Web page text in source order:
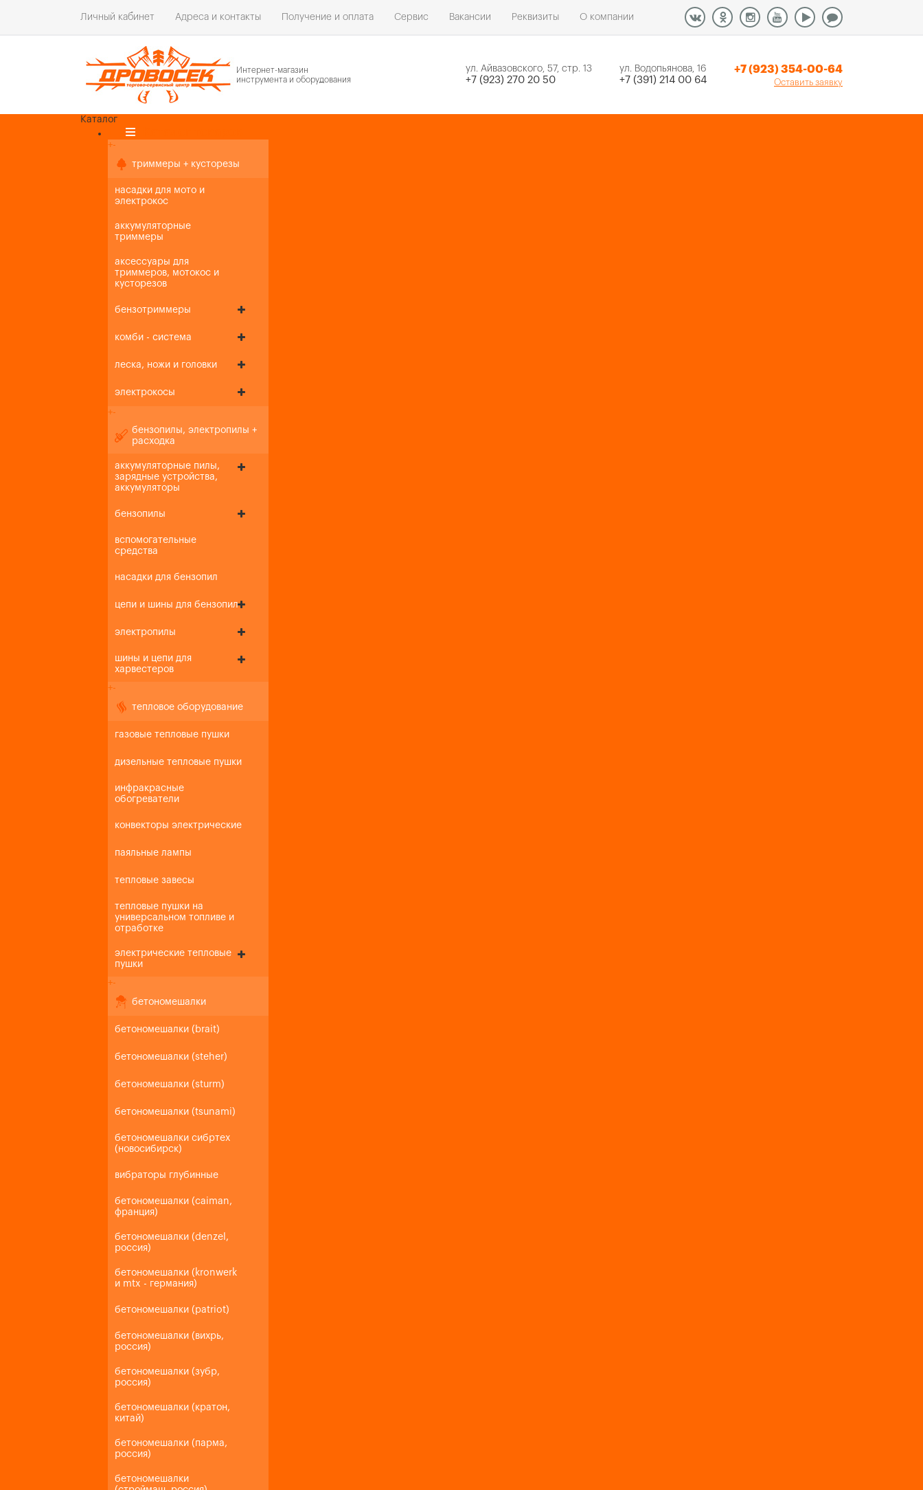
Личный кабинет Адреса и контакты Получение и оплата Сервис Вакансии Реквизиты О компании
Интернет-магазин
инструмента и оборудования
ул. Айвазовского, 57, стр. 13
+7 (923) 270 20 50
ул. Водопьянова, 16
+7 (391) 214 00 64
+7 (923) 354-00-64
Оставить заявку
Каталог
+-
триммеры + кусторезы
насадки для мото и
электрокос
аккумуляторные
триммеры
аксессуары для
триммеров, мотокос и
кусторезов
бензотриммеры
комби - система
леска, ножи и головки
электрокосы
+-
бензопилы, электропилы +
расходка
аккумуляторные пилы,
зарядные устройства,
аккумуляторы
бензопилы
вспомогательные
средства
насадки для бензопил
цепи и шины для бензопил
электропилы
шины и цепи для
харвестеров
+-
тепловое оборудование
газовые тепловые пушки
дизельные тепловые пушки
инфракрасные
обогреватели
конвекторы электрические
паяльные лампы
тепловые завесы
тепловые пушки на
универсальном топливе и
отработке
электрические тепловые
пушки
+-
бетономешалки
бетономешалки (brait)
бетономешалки (steher)
бетономешалки (sturm)
бетономешалки (tsunami)
бетономешалки сибртех
(новосибирск)
вибраторы глубинные
бетономешалки (caiman,
франция)
бетономешалки (denzel,
россия)
бетономешалки (kronwerk
и mtx - германия)
бетономешалки (patriot)
бетономешалки (вихрь,
россия)
бетономешалки (зубр,
россия)
бетономешалки (кратон,
китай)
бетономешалки (парма,
россия)
бетономешалки